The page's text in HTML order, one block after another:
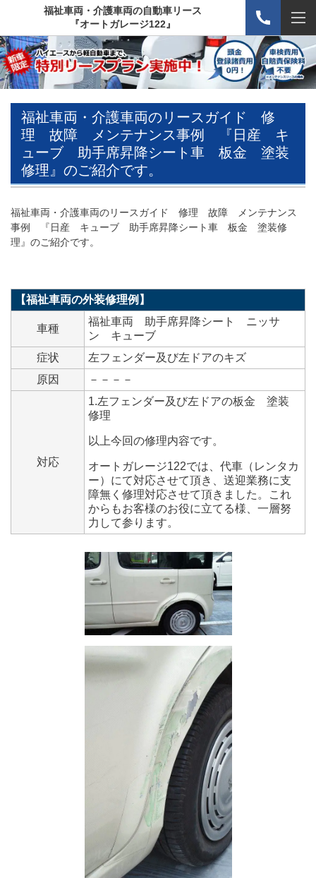
福祉車両・介護車両の自動車リース
『オートガレージ122』
福祉車両・介護車両のリースガイド 修
理 故障 メンテナンス事例 『日産 キ
ューブ 助手席昇降シート車 板金 塗装
修理』のご紹介です。
福祉車両・介護車両のリースガイド 修理 故障 メンテナンス
事例 『日産 キューブ 助手席昇降シート車 板金 塗装修
理』のご紹介です。
【福祉車両の外装修理例】
車種
福祉車両 助手席昇降シート ニッサ
ン キューブ
症状
左フェンダー及び左ドアのキズ
原因
－－－－
対応
1.左フェンダー及び左ドアの板金 塗装
修理
以上今回の修理内容です。
オートガレージ122では、代車（レンタカ
ー）にて対応させて頂き、送迎業務に支
障無く修理対応させて頂きました。これ
からもお客様のお役に立てる様、一層努
力して参ります。